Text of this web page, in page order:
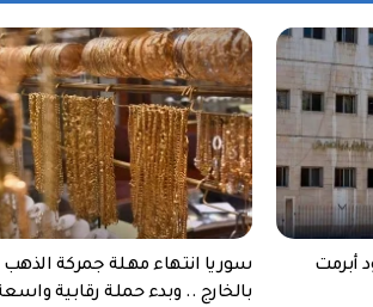
أبرمت
سوريا انتهاء مهلة جمركة
بالخارج .. وبدء حملة رقابية